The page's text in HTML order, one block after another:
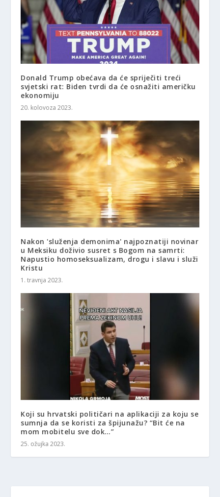
Donald Trump obećava da će spriječiti treći
svjetski rat: Biden tvrdi da će osnažiti američku
ekonomiju
20. kolovoza 2023.
Nakon 'služenja demonima' najpoznatiji novinar
u Meksiku doživio susret s Bogom na samrti:
Napustio homoseksualizam, drogu i slavu i služi
Kristu
1. travnja 2023.
Koji su hrvatski političari na aplikaciji za koju se
sumnja da se koristi za špijunažu? “Bit će na
mom mobitelu sve dok…”
25. ožujka 2023.